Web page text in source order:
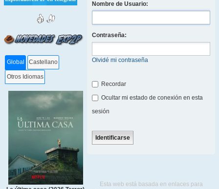
Global Castellano
Otros Idiomas
Nombre de Usuario:
Contraseña:
Olvidé mi contraseña
Recordar
Ocultar mi estado de conexión en esta
sesión
Esta web está basada en enlaces para